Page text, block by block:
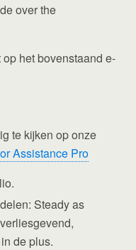
over the
het bovenstaand e-
te kijken op onze
Assistance Pro
Steady as
de plus.